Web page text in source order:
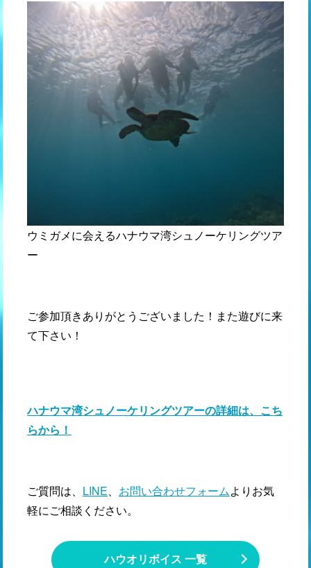
ウミガメに会えるハナウマ湾シュノーケリングツア
ー
ご参加頂きありがとうございました！また遊びに来
て下さい！
ハナウマ湾シュノーケリングツアーの詳細は、こち
らから！
ご質問は、 LINE、 お問い合わせフォームよりお気
軽にご相談ください。
ハウオリボイス 一覧